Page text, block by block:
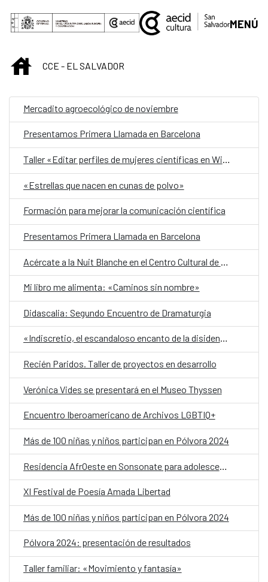
Saltar al contenido principal
MENÚ
INICIOCCE - EL SALVADOR
Mercadito agroecológico de noviembre
Presentamos Primera Llamada en Barcelona
Taller «Editar perfiles de mujeres científicas en Wikipedia»
«Estrellas que nacen en cunas de polvo»
Formación para mejorar la comunicación científica
Presentamos Primera Llamada en Barcelona
Mi libro me alimenta: «Caminos sin nombre»
Didascalia: Segundo Encuentro de Dramaturgia
«Indiscretio, el escandaloso encanto de la disidencia»
Recién Paridos. Taller de proyectos en desarrollo
Verónica Vides se presentará en el Museo Thyssen
Encuentro Iberoamericano de Archivos LGBTIQ+
Más de 100 niñas y niños participan en Pólvora 2024
Residencia AfrOeste en Sonsonate para adolescentes
XI Festival de Poesía Amada Libertad
Más de 100 niñas y niños participan en Pólvora 2024
Pólvora 2024: presentación de resultados
Taller familiar: «Movimiento y fantasía»